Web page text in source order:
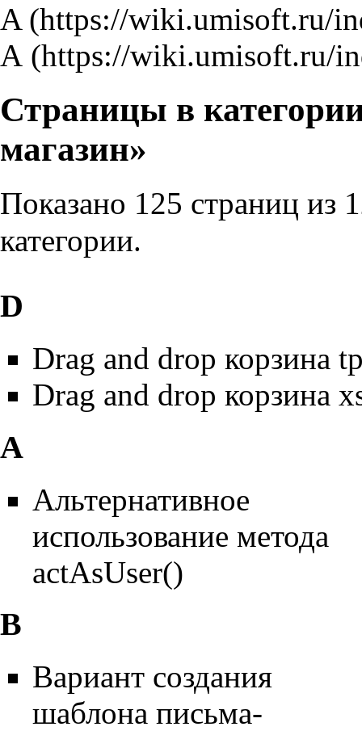
A
А
Страницы в
магазин»
Показано 125 страниц из
категории.
D
Drag and drop корзина
Drag and drop корзина
А
Альтернативное
использование метода
actAsUser()
В
Вариант создания
шаблона письма-